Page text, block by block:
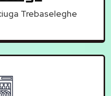
Trebaseleghe